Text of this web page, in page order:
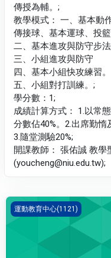
傳授為輔。;
教學模式： 一、基本動
傳接球、基本運球、投籃
二、基本進攻與防守步法
三、小組進攻與防守
四、基本小組快攻練習。
五、小組對打訓練。;
學分數：1;
成績計算方式： 1.以常
分數佔40%。2.出席勤惰
3.隨堂測驗20%;
開課教師： 張佑誠 教學
(youcheng@niu.edu.tw);
體育 一
運動教育中心(1121)